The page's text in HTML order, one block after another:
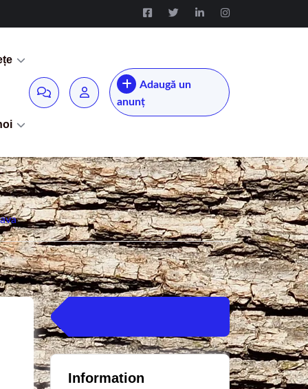
Adaugă un
anunț
Information